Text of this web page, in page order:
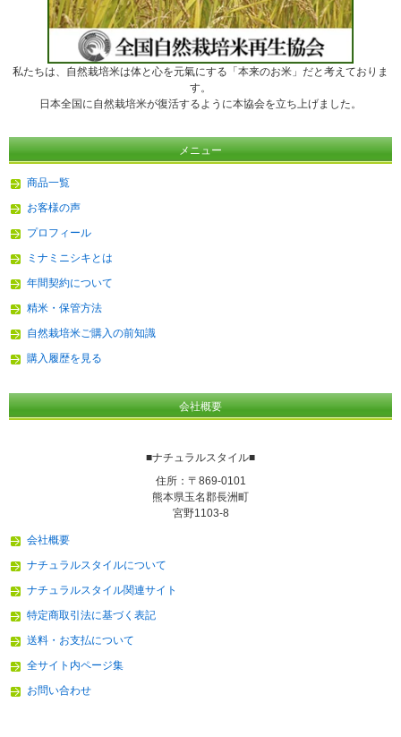
私たちは、自然栽培米は体と心を元氣にする「本来のお米」だと考えておりま
す。
日本全国に自然栽培米が復活するように本協会を立ち上げました。
メニュー
商品一覧
お客様の声
プロフィール
ミナミニシキとは
年間契約について
精米・保管方法
自然栽培米ご購入の前知識
購入履歴を見る
会社概要
■ナチュラルスタイル■
住所：〒869-0101
熊本県玉名郡長洲町
宮野1103-8
会社概要
ナチュラルスタイルについて
ナチュラルスタイル関連サイト
特定商取引法に基づく表記
送料・お支払について
全サイト内ページ集
お問い合わせ